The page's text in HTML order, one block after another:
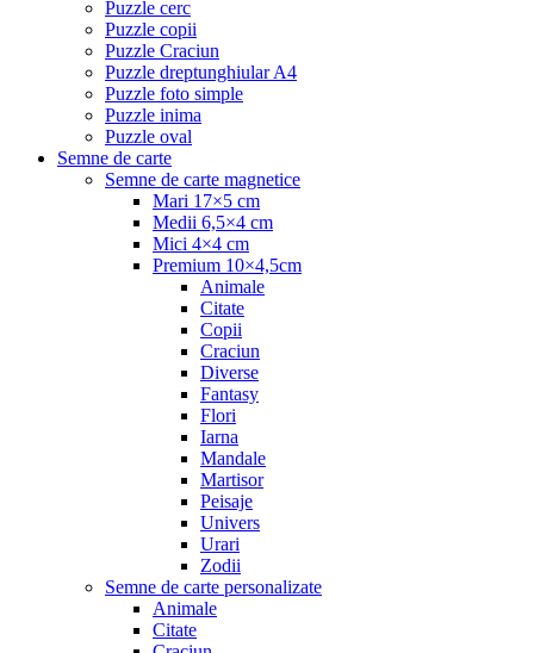
Puzzle cerc
Puzzle copii
Puzzle Craciun
Puzzle dreptunghiular A4
Puzzle foto simple
Puzzle inima
Puzzle oval
Semne de carte
Semne de carte magnetice
Mari 17×5 cm
Medii 6,5×4 cm
Mici 4×4 cm
Premium 10×4,5cm
Animale
Citate
Copii
Craciun
Diverse
Fantasy
Flori
Iarna
Mandale
Martisor
Peisaje
Univers
Urari
Zodii
Semne de carte personalizate
Animale
Citate